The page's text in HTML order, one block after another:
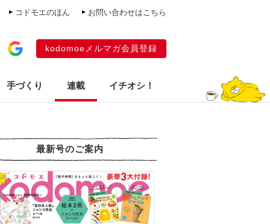
コドモエのほん お問い合わせはこちら
kodomoeメルマガ会員登録
手づくり 連載 イチオシ！
最新号のご案内